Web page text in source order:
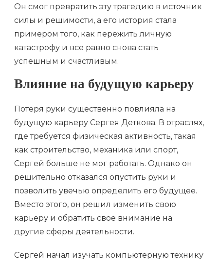
Он смог превратить эту трагедию в источник
силы и решимости, а его история стала
примером того, как пережить личную
катастрофу и все равно снова стать
успешным и счастливым.
Влияние на будущую карьеру
Потеря руки существенно повлияла на
будущую карьеру Сергея Деткова. В отраслях,
где требуется физическая активность, такая
как строительство, механика или спорт,
Сергей больше не мог работать. Однако он
решительно отказался опустить руки и
позволить увечью определить его будущее.
Вместо этого, он решил изменить свою
карьеру и обратить свое внимание на
другие сферы деятельности.
Сергей начал изучать компьютерную технику